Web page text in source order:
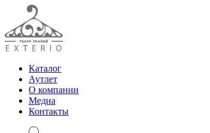
Каталог
Аутлет
О компании
Медиа
Контакты